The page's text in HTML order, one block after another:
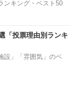
ンキング・ベスト50
「投票理由別ランキ
設」「雰囲気」のベ